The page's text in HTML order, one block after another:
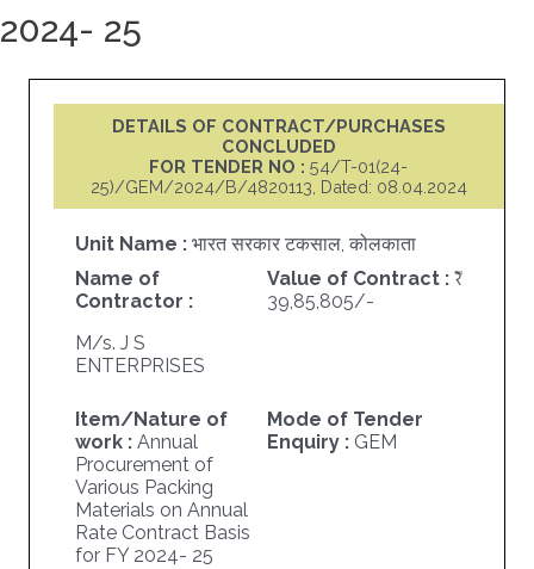
2024- 25
DETAILS OF CONTRACT/PURCHASES
CONCLUDED
FOR TENDER NO :54/T-01(24-
25)/GEM/2024/B/4820113, Dated: 08.04.2024
Unit Name : भारत सरकार टकसाल, कोलकाता
Name of
Contractor :
M/s. J S
ENTERPRISES
Value of Contract :
39,85,805/-
Item/Nature of
work : Annual
Procurement of
Various Packing
Materials on Annual
Rate Contract Basis
for FY 2024- 25
Mode of Tender
Enquiry : GEM